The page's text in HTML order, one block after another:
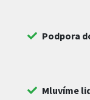
Podpora
Mluvíme